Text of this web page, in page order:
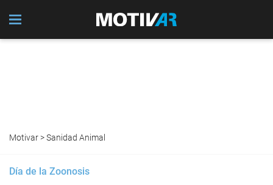
Motivar>Sanidad Animal
Día de la Zoonosis